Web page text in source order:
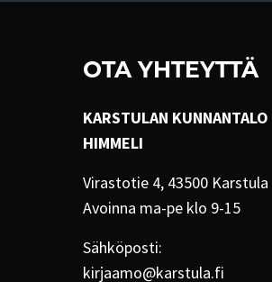
OTA YHTEYTTÄ
KARSTULAN KUNNANTALO
HIMMELI
Virastotie 4, 43500 Karstula
Avoinna ma-pe klo 9-15
Sähköposti:
kirjaamo@karstula.fi